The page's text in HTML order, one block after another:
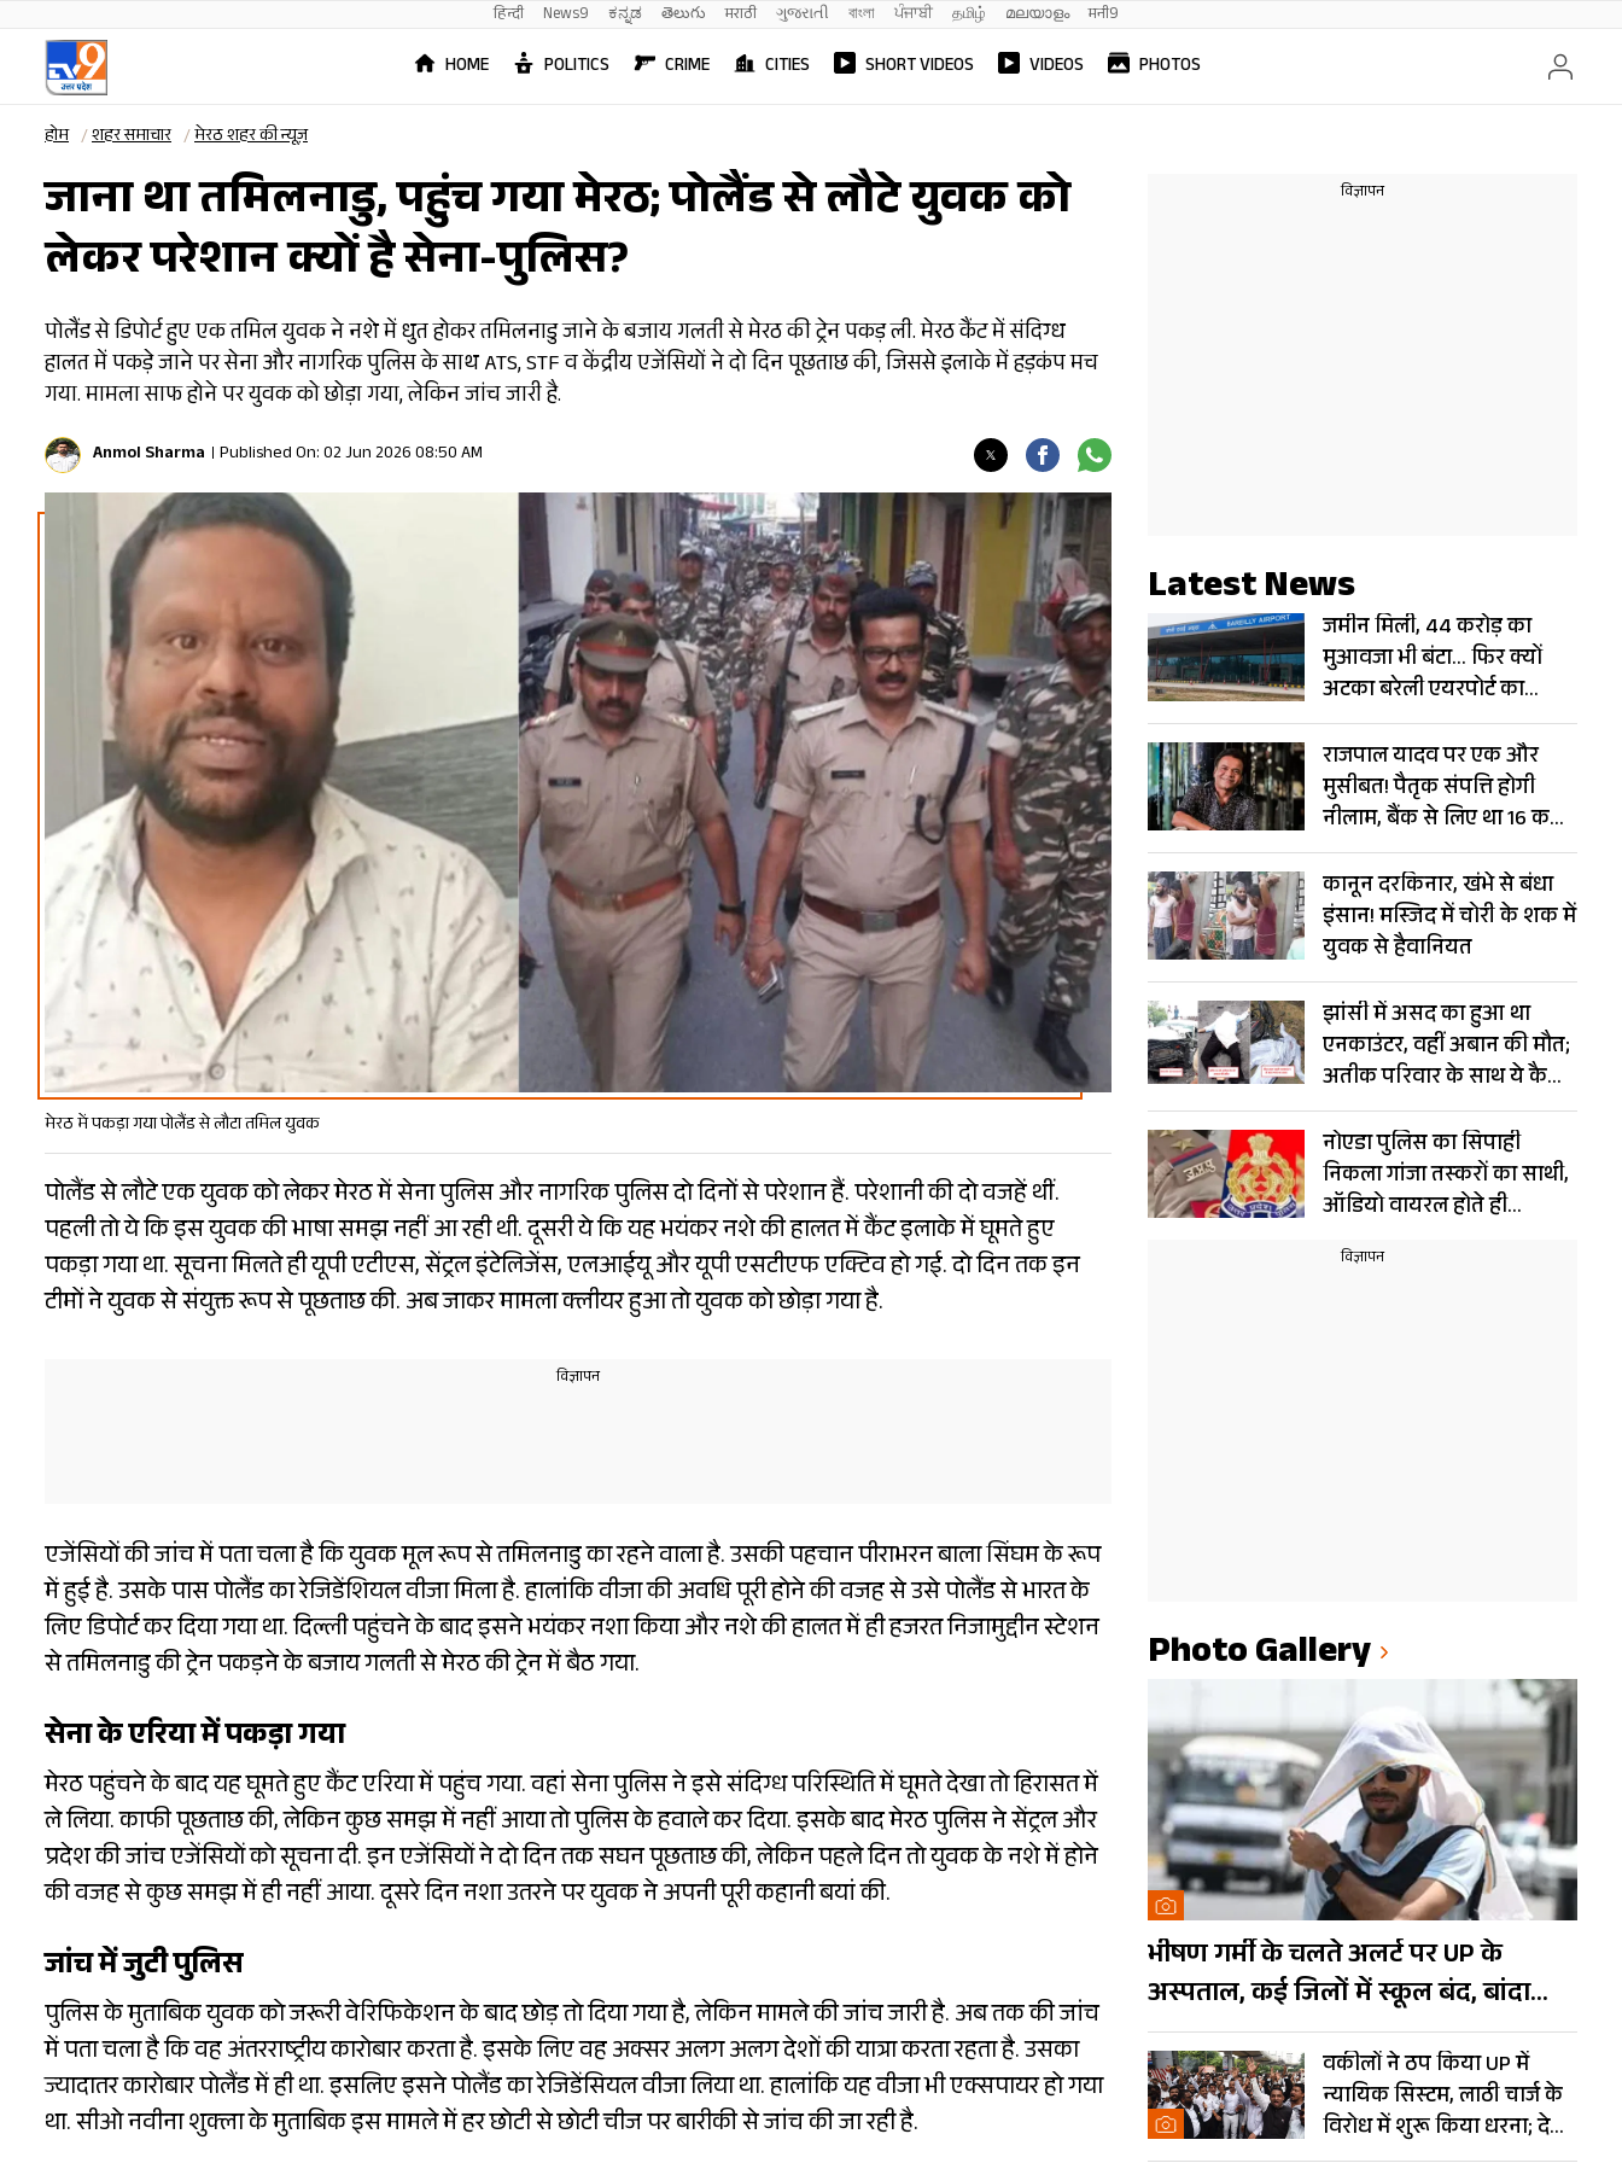
हिन्दी News9 ಕನ್ನಡ తెలుగు मराठी ગુજરાતી বাংলা ਪੰਜਾਬੀ தமிழ் മലയാളം मनी9
HOME POLITICS CRIME CITIES SHORT VIDEOS VIDEOS PHOTOS
होम शहर समाचार मेरठ शहर की न्यूज़
जाना था तमिलनाडु, पहुंच गया मेरठ; पोलैंड से लौटे युवक को
लेकर परेशान क्यों है सेना-पुलिस?
पोलैंड से डिपोर्ट हुए एक तमिल युवक ने नशे में धुत होकर तमिलनाडु जाने के बजाय गलती से मेरठ की ट्रेन पकड़ ली. मेरठ कैंट में संदिग्ध
हालत में पकड़े जाने पर सेना और नागरिक पुलिस के साथ ATS, STF व केंद्रीय एजेंसियों ने दो दिन पूछताछ की, जिससे इलाके में हड़कंप मच
गया. मामला साफ होने पर युवक को छोड़ा गया, लेकिन जांच जारी है.
Anmol Sharma Published On: 02 Jun 2026 08:50 AM
मेरठ में पकड़ा गया पोलैंड से लौटा तमिल युवक
पोलैंड से लौटे एक युवक को लेकर मेरठ में सेना पुलिस और नागरिक पुलिस दो दिनों से परेशान हैं. परेशानी की दो वजहें थीं.
पहली तो ये कि इस युवक की भाषा समझ नहीं आ रही थी. दूसरी ये कि यह भयंकर नशे की हालत में कैंट इलाके में घूमते हुए
पकड़ा गया था. सूचना मिलते ही यूपी एटीएस, सेंट्रल इंटेलिजेंस, एलआईयू और यूपी एसटीएफ एक्टिव हो गई. दो दिन तक इन
टीमों ने युवक से संयुक्त रूप से पूछताछ की. अब जाकर मामला क्लीयर हुआ तो युवक को छोड़ा गया है.
एजेंसियों की जांच में पता चला है कि युवक मूल रूप से तमिलनाडु का रहने वाला है. उसकी पहचान पीराभरन बाला सिंघम के रूप
में हुई है. उसके पास पोलैंड का रेजिडेंशियल वीजा मिला है. हालांकि वीजा की अवधि पूरी होने की वजह से उसे पोलैंड से भारत के
लिए डिपोर्ट कर दिया गया था. दिल्ली पहुंचने के बाद इसने भयंकर नशा किया और नशे की हालत में ही हजरत निजामुद्दीन स्टेशन
से तमिलनाडु की ट्रेन पकड़ने के बजाय गलती से मेरठ की ट्रेन में बैठ गया.
सेना के एरिया में पकड़ा गया
मेरठ पहुंचने के बाद यह घूमते हुए कैंट एरिया में पहुंच गया. वहां सेना पुलिस ने इसे संदिग्ध परिस्थिति में घूमते देखा तो हिरासत में
ले लिया. काफी पूछताछ की, लेकिन कुछ समझ में नहीं आया तो पुलिस के हवाले कर दिया. इसके बाद मेरठ पुलिस ने सेंट्रल और
प्रदेश की जांच एजेंसियों को सूचना दी. इन एजेंसियों ने दो दिन तक सघन पूछताछ की, लेकिन पहले दिन तो युवक के नशे में होने
की वजह से कुछ समझ में ही नहीं आया. दूसरे दिन नशा उतरने पर युवक ने अपनी पूरी कहानी बयां की.
जांच में जुटी पुलिस
पुलिस के मुताबिक युवक को जरूरी वेरिफिकेशन के बाद छोड़ तो दिया गया है, लेकिन मामले की जांच जारी है. अब तक की जांच
में पता चला है कि वह अंतरराष्ट्रीय कारोबार करता है. इसके लिए वह अक्सर अलग अलग देशों की यात्रा करता रहता है. उसका
ज्यादातर कारोबार पोलैंड में ही था. इसलिए इसने पोलैंड का रेजिडेंसियल वीजा लिया था. हालांकि यह वीजा भी एक्सपायर हो गया
था. सीओ नवीना शुक्ला के मुताबिक इस मामले में हर छोटी से छोटी चीज पर बारीकी से जांच की जा रही है.
Latest News
जमीन मिली, 44 करोड़ का
मुआवजा भी बंटा… फिर क्यों
अटका बरेली एयरपोर्ट का
विस्तार?
राजपाल यादव पर एक और
मुसीबत! पैतृक संपत्ति होगी
नीलाम, बैंक से लिए था 16 करोड़
का लोन
कानून दरकिनार, खंभे से बंधा
इंसान! मस्जिद में चोरी के शक में
युवक से हैवानियत
झांसी में असद का हुआ था
एनकाउंटर, वहीं अबान की मौत;
अतीक परिवार के साथ ये कैसा
संयोग!
नोएडा पुलिस का सिपाही
निकला गांजा तस्करों का साथी,
ऑडियो वायरल होते ही
गिरफ्तार, नौकरी भी गई
Photo Gallery
भीषण गर्मी के चलते अलर्ट पर UP के
अस्पताल, कई जिलों में स्कूल बंद, बांदा
दुनिया का तीसरा सबसे गर्म शहर
वकीलों ने ठप किया UP में
न्यायिक सिस्टम, लाठी चार्ज के
विरोध में शुरू किया धरना; देखें